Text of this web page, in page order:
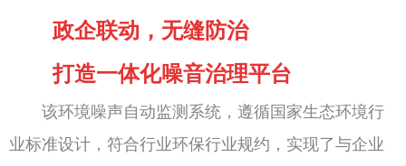
政企联动，无缝防治
打造一体化噪音治理平台
该环境噪声自动监测系统，遵循国家生态环境行
业标准设计，符合行业环保行业规约，实现了与企业